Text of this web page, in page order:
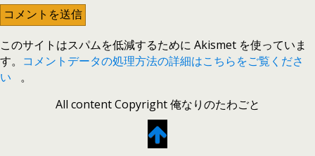
このサイトはスパムを低減するために Akismet を使っていま
す。 コメントデータの処理方法の詳細はこちらをご覧くださ
い
。
All content Copyright 俺なりのたわごと